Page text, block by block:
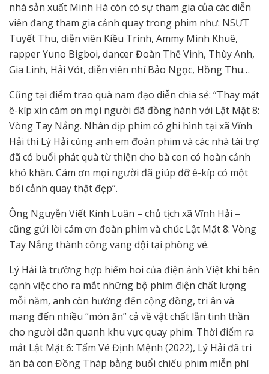
nhà sản xuất Minh Hà còn có sự tham gia của các diễn
viên đang tham gia cảnh quay trong phim như: NSƯT
Tuyết Thu, diễn viên Kiều Trinh, Ammy Minh Khuê,
rapper Yuno Bigboi, dancer Đoàn Thế Vinh, Thùy Anh,
Gia Linh, Hải Vót, diễn viên nhí Bảo Ngọc, Hồng Thu…
Cũng tại điểm trao quà nam đạo diễn chia sẻ: “Thay mặt
ê-kíp xin cám ơn mọi người đã đồng hành với Lật Mặt 8:
Vòng Tay Nắng. Nhân dịp phim có ghi hình tại xã Vĩnh
Hải thì Lý Hải cùng anh em đoàn phim và các nhà tài trợ
đã có buổi phát quà từ thiện cho bà con có hoàn cảnh
khó khăn. Cám ơn mọi người đã giúp đỡ ê-kíp có một
bối cảnh quay thật đẹp”.
Ông Nguyễn Viết Kinh Luân – chủ tịch xã Vĩnh Hải –
cũng gửi lời cám ơn đoàn phim và chúc Lật Mặt 8: Vòng
Tay Nắng thành công vang dội tại phòng vé.
Lý Hải là trường hợp hiếm hoi của điện ảnh Việt khi bên
cạnh việc cho ra mắt những bộ phim điện chất lượng
mỗi năm, anh còn hướng đến cộng đồng, tri ân và
mang đến nhiều “món ăn” cả về vật chất lẫn tinh thần
cho người dân quanh khu vực quay phim. Thời điểm ra
mắt Lật Mặt 6: Tấm Vé Định Mệnh (2022), Lý Hải đã tri
ân bà con Đồng Tháp bằng buổi chiếu phim miễn phí